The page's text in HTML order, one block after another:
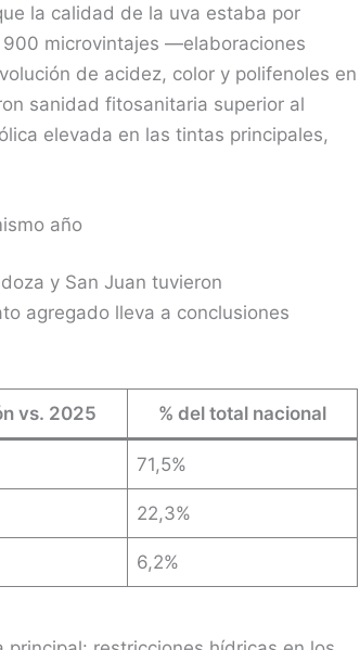
la calidad de la uva estaba por
microvintajes —elaboraciones
de acidez, color y polifenoles en
sanidad fitosanitaria superior al
elevada en las tintas principales,
año
y San Juan tuvieron
agregado lleva a conclusiones
vs. 2025 % del total nacional
71,5%
22,3%
6,2%